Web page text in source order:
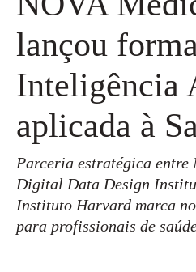
lançou
Inteligência
aplicada à
Parceria estratégica entre
Digital Data Design
Instituto Harvard marca
para profissionais de